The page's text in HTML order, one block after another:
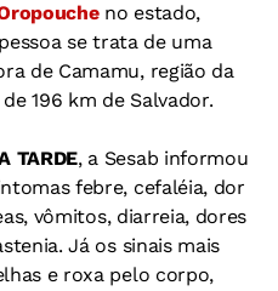
no estado,
se trata de uma
de Camamu, região da
196 km de Salvador.
TARDE, a Sesab informou
febre, cefaléia, dor
vômitos, diarreia, dores
Já os sinais mais
e roxa pelo corpo,